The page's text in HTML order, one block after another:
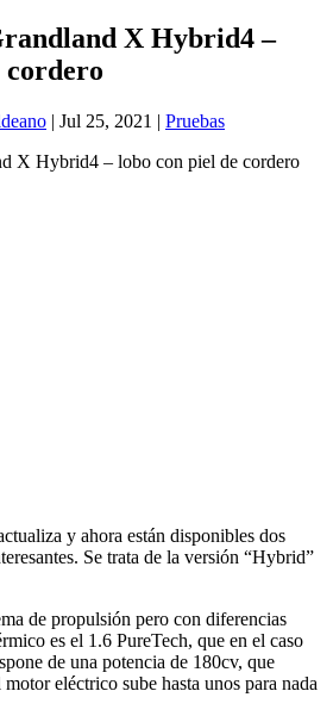
X Hybrid4 –
cordero
| Jul 25, 2021 | Pruebas
y ahora están disponibles dos
Se trata de la versión “Hybrid”
de propulsión pero con diferencias
es el 1.6 PureTech, que en el caso
de una potencia de 180cv, que
eléctrico sube hasta unos para nada